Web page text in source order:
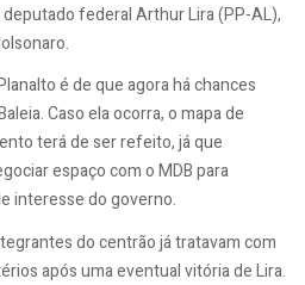
federal Arthur Lira (PP-AL),
é de que agora há chances
Caso ela ocorra, o mapa de
terá de ser refeito, já que
espaço com o MDB para
interesse do governo.
do centrão já tratavam com
após uma eventual vitória de Lira.